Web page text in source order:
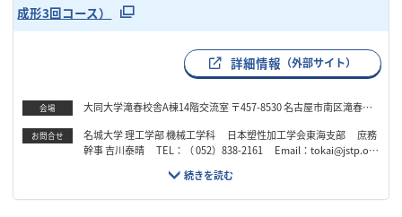
成形3回コース）
詳細情報 （外部サイト）
会場
大同大学滝春校舎A棟14階交流室 〒457-8530 名古屋市南区滝春町1
お問合せ
名城大学 理工学部 機械工学科 日本塑性加工学会東海支部 庶務
幹事 吉川泰晴 TEL：（ 052）838-2161 Email：tokai@jstp.or.j